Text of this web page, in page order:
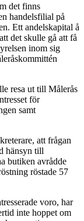
det finns
handelsfilial på
Ett an­delskapital å
det skulle gå att få
inom sig
resa ut till Målerås
för
samt
att frågan
hänsyn till
butiken avrådde
röstade 57
voro, har
inte hoppet om